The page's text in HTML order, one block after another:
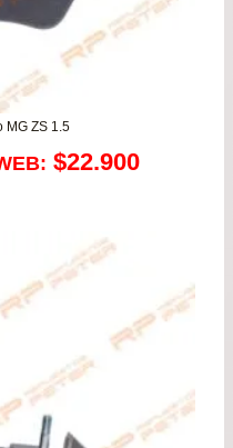
MG ZS 1.5
$22.900